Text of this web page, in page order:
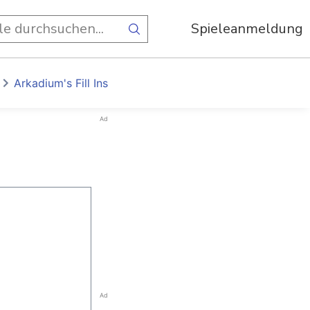
Spieleanmeldung
Arkadium's Fill Ins
Ad
Ad